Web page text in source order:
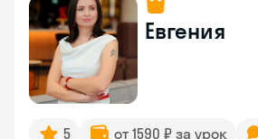
Евгения
5 от 1590 ₽ за урок